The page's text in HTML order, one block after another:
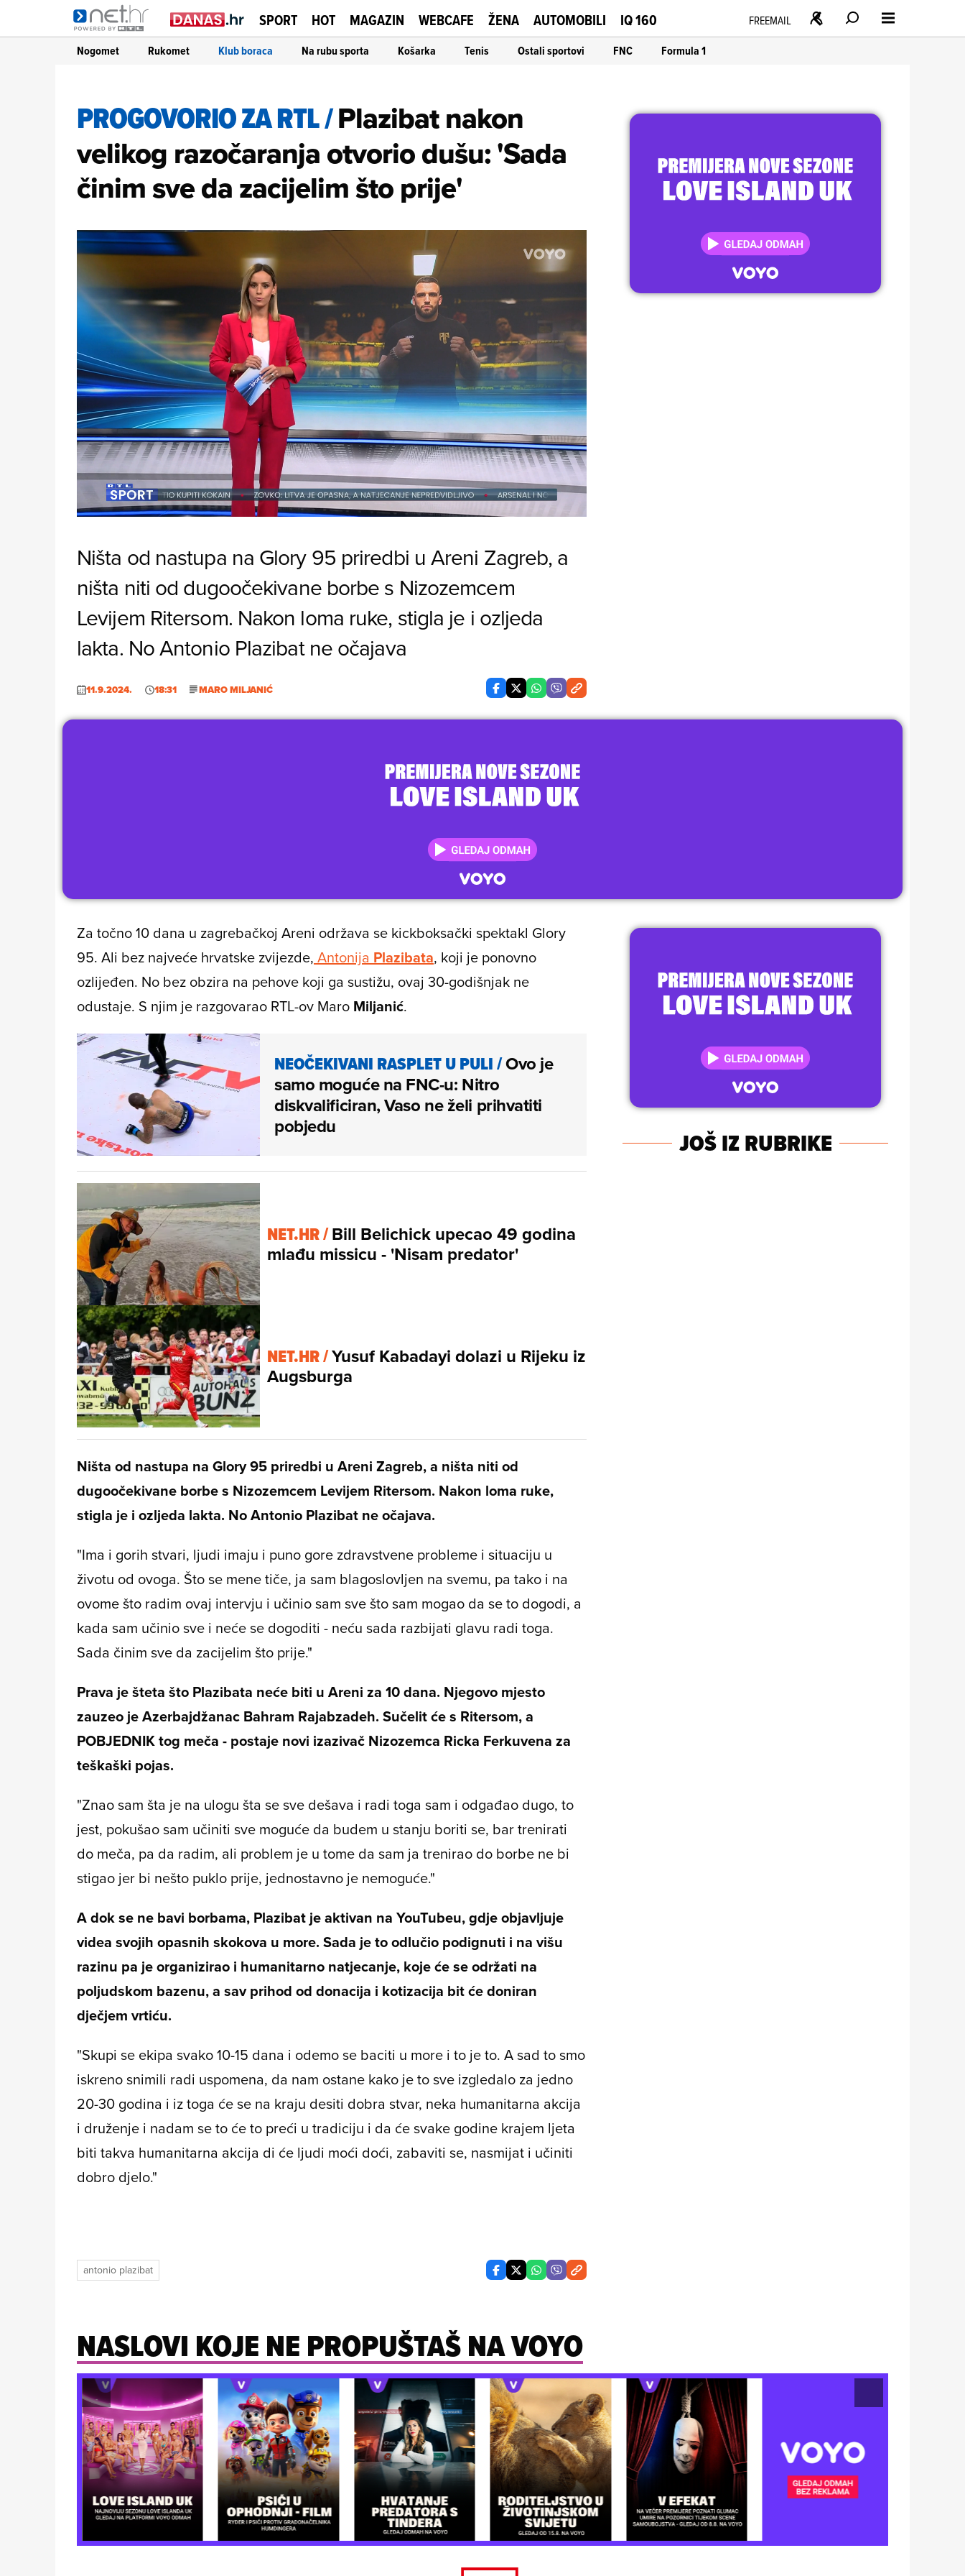
SPORT HOT MAGAZIN WEBCAFE ŽENA AUTOMOBILI IQ 160 FREEMAIL
Nogomet Rukomet Klub boraca Na rubu sporta Košarka Tenis Ostali sportovi FNC Formula 1
PROGOVORIO ZA RTL/Plazibat nakon
velikog razočaranja otvorio dušu: 'Sada
činim sve da zacijelim što prije'
Unmute /
Loaded:
19.89%
Ništa od nastupa na Glory 95 priredbi u Areni Zagreb, a
ništa niti od dugoočekivane borbe s Nizozemcem
Levijem Ritersom. Nakon loma ruke, stigla je i ozljeda
lakta. No Antonio Plazibat ne očajava
11.9.2024. 18:31 MARO MILJANIĆ
Za točno 10 dana u zagrebačkoj Areni održava se kickboksački spektakl Glory
95. Ali bez najveće hrvatske zvijezde, Antonija Plazibata, koji je ponovno
ozlijeđen. No bez obzira na pehove koji ga sustižu, ovaj 30-godišnjak ne
odustaje. S njim je razgovarao RTL-ov Maro Miljanić.
NEOČEKIVANI RASPLET U PULI/Ovo je
samo moguće na FNC-u: Nitro
diskvalificiran, Vaso ne želi prihvatiti
pobjedu
NET.HR /Bill Belichick upecao 49 godina
mlađu missicu - 'Nisam predator'
NET.HR /Yusuf Kabadayi dolazi u Rijeku iz
Augsburga
Ništa od nastupa na Glory 95 priredbi u Areni Zagreb, a ništa niti od
dugoočekivane borbe s Nizozemcem Levijem Ritersom. Nakon loma ruke,
stigla je i ozljeda lakta. No Antonio Plazibat ne očajava.
"Ima i gorih stvari, ljudi imaju i puno gore zdravstvene probleme i situaciju u
životu od ovoga. Što se mene tiče, ja sam blagoslovljen na svemu, pa tako i na
ovome što radim ovaj intervju i učinio sam sve što sam mogao da se to dogodi, a
kada sam učinio sve i neće se dogoditi - neću sada razbijati glavu radi toga.
Sada činim sve da zacijelim što prije."
Prava je šteta što Plazibata neće biti u Areni za 10 dana. Njegovo mjesto
zauzeo je Azerbajdžanac Bahram Rajabzadeh. Sučelit će s Ritersom, a
POBJEDNIK tog meča - postaje novi izazivač Nizozemca Ricka Ferkuvena za
teškaški pojas.
"Znao sam šta je na ulogu šta se sve dešava i radi toga sam i odgađao dugo, to
jest, pokušao sam učiniti sve moguće da budem u stanju boriti se, bar trenirati
do meča, pa da radim, ali problem je u tome da sam ja trenirao do borbe ne bi
stigao jer bi nešto puklo prije, jednostavno je nemoguće."
A dok se ne bavi borbama, Plazibat je aktivan na YouTubeu, gdje objavljuje
videa svojih opasnih skokova u more. Sada je to odlučio podignuti i na višu
razinu pa je organizirao i humanitarno natjecanje, koje će se održati na
poljudskom bazenu, a sav prihod od donacija i kotizacija bit će doniran
dječjem vrtiću.
"Skupi se ekipa svako 10-15 dana i odemo se baciti u more i to je to. A sad to smo
iskreno snimili radi uspomena, da nam ostane kako je to sve izgledalo za jedno
20-30 godina i iz toga će se na kraju desiti dobra stvar, neka humanitarna akcija
i druženje i nadam se to će to preći u tradiciju i da će svake godine krajem ljeta
biti takva humanitarna akcija di će ljudi moći doći, zabaviti se, nasmijat i učiniti
dobro djelo."
antonio plazibat
JOŠ IZ RUBRIKE
NASLOVI KOJE NE PROPUŠTAŠ NA VOYO